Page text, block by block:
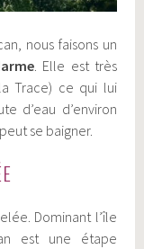
nous faisons un
. Elle est très
Trace) ce qui lui
d’eau d’environ
se baigner.
Dominant l’île
est une étape